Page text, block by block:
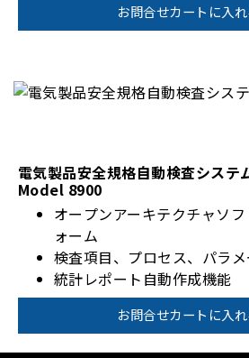
お問合せカートに入れ
電気製品安全規格自動検査システ
Model 8900
オープンアーキテクチャソ
ォーム
検査項目、プロセス、パラ
統計レポート自動作成機能
ユーザー権限設定
バーコードリーダーをサポー
お問合せカートに入れ